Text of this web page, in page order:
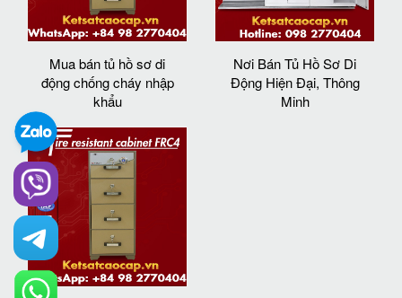
Mua bán tủ hồ sơ di
động chống cháy nhập
khẩu
Nơi Bán Tủ Hồ Sơ Di
Động Hiện Đại, Thông
Minh